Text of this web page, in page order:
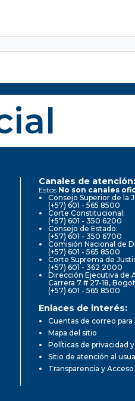
Canales de atención:
Estos No son canales
Consejo Superior de la
(+57) 601 - 565 8500
Corte Constitucional:
(+57) 601 - 350 6200
Consejo de Estado:
(+57) 601 - 350 6700
Comisión Nacional de
(+57) 601 - 565 8500
Corte Suprema de
(+57) 601 - 362 2000
Dirección Ejecutiva de
Carrera 7 # 27-18,
(+57) 601 - 565 8500
Enlaces de interés:
Cuentas de correo
Mapa del sitio
Políticas de privacidad
Sitio de atención al
Transparencia y